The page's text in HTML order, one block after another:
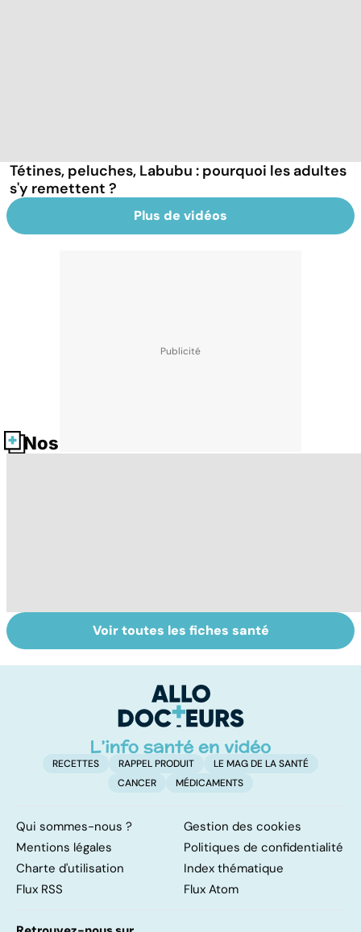
Tétines, peluches, Labubu : pourquoi les adultes
s'y remettent ?
Plus de vidéos
Nos fiches santé
Quand les tics
dévorent la vie
Automutilation :
des ados en
Voir toutes les fiches santé
RECETTES RAPPEL PRODUIT
LE MAG DE LA SANTÉ
CANCER
MÉDICAMENTS
Qui sommes-nous ?
Gestion des cookies
Mentions légales
Politiques de confidentialité
Charte d'utilisation
Index thématique
Flux RSS
Flux Atom